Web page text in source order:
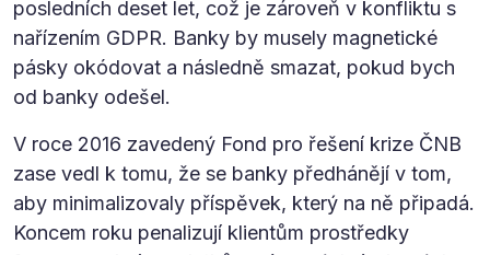
posledních deset let, což je zároveň v konfliktu s
nařízením GDPR. Banky by musely magnetické
pásky okódovat a následně smazat, pokud bych
od banky odešel.
V roce 2016 zavedený Fond pro řešení krize ČNB
zase vedl k tomu, že se banky předhánějí v tom,
aby minimalizovaly příspěvek, který na ně připadá.
Koncem roku penalizují klientům prostředky